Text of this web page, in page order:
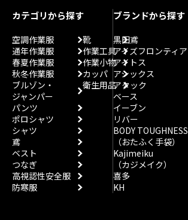
カテゴリから探す
空調作業服
通年作業服
春夏作業服
秋冬作業服
ブルゾン・
ジャンパー
パンツ
ポロシャツ
シャツ
鳶
ベスト
つなぎ
高視認性安全服
防寒服
靴
作業工具
作業小物
カッパ
衛生用品
ブランドから探す
黒田鳶
アイズフロンティア
アイトス
アシックス
アタック
ベース
イーブン
リバー
BODY TOUGHNESS
（おたふく手袋）
Kajimeiku
（カジメイク）
喜多
KH